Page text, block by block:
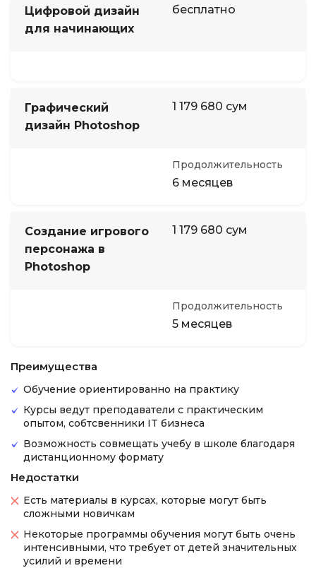
Цифровой дизайн
для начинающих
бесплатно
Графический
дизайн Photoshop
1 179 680 сум
Продолжительность
6 месяцев
Создание игрового
персонажа в
Photoshop
1 179 680 сум
Продолжительность
5 месяцев
Преимущества
Обучение ориентированно на практику
Курсы ведут преподаватели с практическим
опытом, собтсвенники IT бизнеса
Возможность совмещать учебу в школе благодаря
дистанционному формату
Недостатки
Есть материалы в курсах, которые могут быть
сложными новичкам
Некоторые программы обучения могут быть очень
интенсивными, что требует от детей значительных
усилий и времени